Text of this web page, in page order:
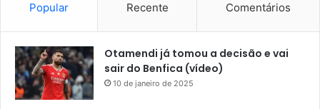
Popular Recente Comentários
Otamendi já tomou a decisão e vai
sair do Benfica (vídeo)
10 de janeiro de 2025